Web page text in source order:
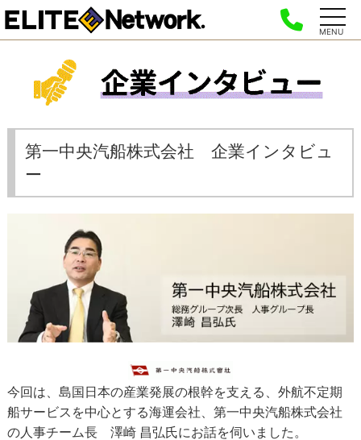
MENU
第一中央汽船株式会社 企業インタビュ
ー
今回は、島国日本の産業発展の根幹を支える、外航不定期
船サービスを中心とする海運会社、第一中央汽船株式会社
の人事チーム長 澤崎 昌弘氏にお話を伺いました。